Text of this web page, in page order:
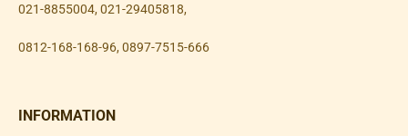
021-8855004, 021-29405818,
0812-168-168-96, 0897-7515-666
INFORMATION